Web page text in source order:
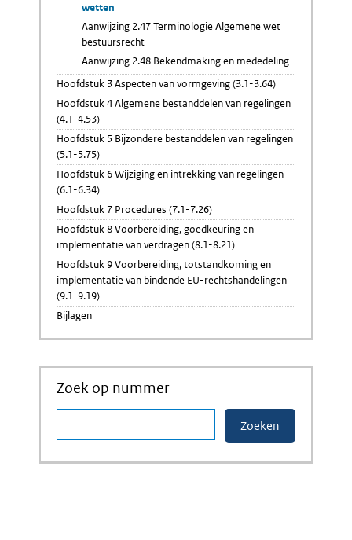
wetten
Aanwijzing 2.47 Terminologie Algemene wet
bestuursrecht
Aanwijzing 2.48 Bekendmaking en mededeling
Hoofdstuk 3 Aspecten van vormgeving (3.1-3.64)
Hoofdstuk 4 Algemene bestanddelen van regelingen
(4.1-4.53)
Hoofdstuk 5 Bijzondere bestanddelen van regelingen
(5.1-5.75)
Hoofdstuk 6 Wijziging en intrekking van regelingen
(6.1-6.34)
Hoofdstuk 7 Procedures (7.1-7.26)
Hoofdstuk 8 Voorbereiding, goedkeuring en
implementatie van verdragen (8.1-8.21)
Hoofdstuk 9 Voorbereiding, totstandkoming en
implementatie van bindende EU-rechtshandelingen
(9.1-9.19)
Bijlagen
Zoek op nummer